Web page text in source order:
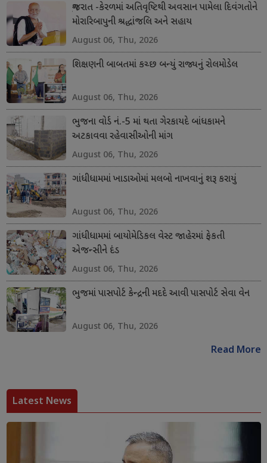
ગુજરાત -કેરળમાં અતિવૃષ્ટિથી અવસાન પામેલા દિવંગતોને
મોરારિબાપુની શ્રદ્ધાંજલિ અને સહાય
August 06, Thu, 2026
શિક્ષણની બાબતમાં કચ્છ બન્યું રાજ્યનું રોલમોડેલ
August 06, Thu, 2026
ભુજના વોર્ડ નં.-5 માં થતા ગેરકાયદે બાંધકામને
અટકાવવા રહેવાસીઓની માંગ
August 06, Thu, 2026
ગાંધીધામમાં ખાડાઓમાં મલબો નાખવાનું શરૂ કરાયું
August 06, Thu, 2026
ગાંધીધામમાં બાયોમેડિકલ વેસ્ટ જાહેરમાં ફેકતી
એજન્સીને દંડ
August 06, Thu, 2026
ભુજમાં પાસપોર્ટ કેન્દ્રની મદદે આવી પાસપોર્ટ સેવા વેન
August 06, Thu, 2026
Read More
Latest News